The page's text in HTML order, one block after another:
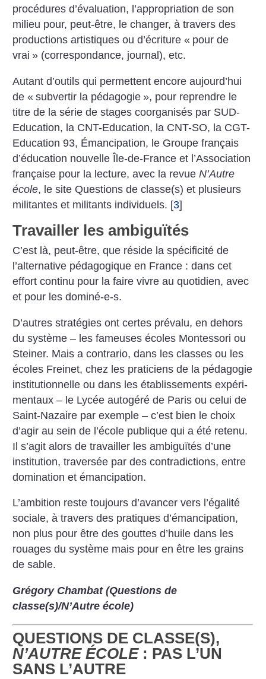
procédures d’évaluation, l’appropriation de son
milieu pour, peut-être, le changer, à travers des
productions artistiques ou d’écriture « pour de
vrai » (correspondance, journal), etc.
Autant d’outils qui permettent encore aujourd’hui
de « subvertir la pédagogie », pour reprendre le
titre de la série de stages coorganisés par SUD-
Education, la CNT-Education, la CNT-SO, la CGT-
Education 93, Émancipation, le Groupe français
d’éducation nouvelle Île-de-France et l’Association
française pour la lecture, avec la revueN’Autre
école, le site Questions de classe(s) et plusieurs
militantes et militants individuels. [3]
Travailler les ambiguïtés
C’est là, peut-être, que réside la spécificité de
l’alternative pédagogique en France : dans cet
effort continu pour la faire vivre au quotidien, avec
et pour les dominé-e-s.
D’autres stratégies ont certes prévalu, en dehors
du système – les fameuses écoles Montessori ou
Steiner. Mais a contrario, dans les classes ou les
écoles Freinet, chez les praticiens de la pédagogie
institutionnelle ou dans les établissements expéri­
mentaux – le Lycée autogéré de Paris ou celui de
Saint-Nazaire par exemple – c’est bien le choix
d’agir au sein de l’école publique qui a été retenu.
Il s’agit alors de travailler les ambiguïtés d’une
institution, traversée par des contradictions, entre
domination et émancipation.
L’ambition reste toujours d’avancer vers l’égalité
sociale, à travers des pratiques d’émancipation,
non plus pour être des gouttes d’huile dans les
rouages du système mais pour en être les grains
de sable.
Grégory Chambat (Questions de
classe(s)/N’Autre école)
QUESTIONS DE CLASSE(S),
N’AUTRE ÉCOLE: PAS L’UN
SANS L’AUTRE